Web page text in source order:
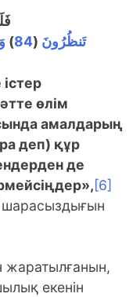
تَنظُرُونَ (
84
)
өлім
амалдарың
деп) құр
де
[6]
жаратылғанын,
екенін